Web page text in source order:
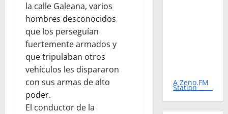
la calle Galeana, varios
hombres desconocidos
que los perseguían
fuertemente armados y
que tripulaban otros
vehículos les dispararon
con sus armas de alto
poder.
El conductor de la
A Zeno.FM
Station